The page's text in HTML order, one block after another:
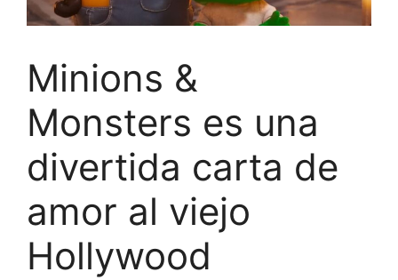
Minions &
Monsters es una
divertida carta de
amor al viejo
Hollywood